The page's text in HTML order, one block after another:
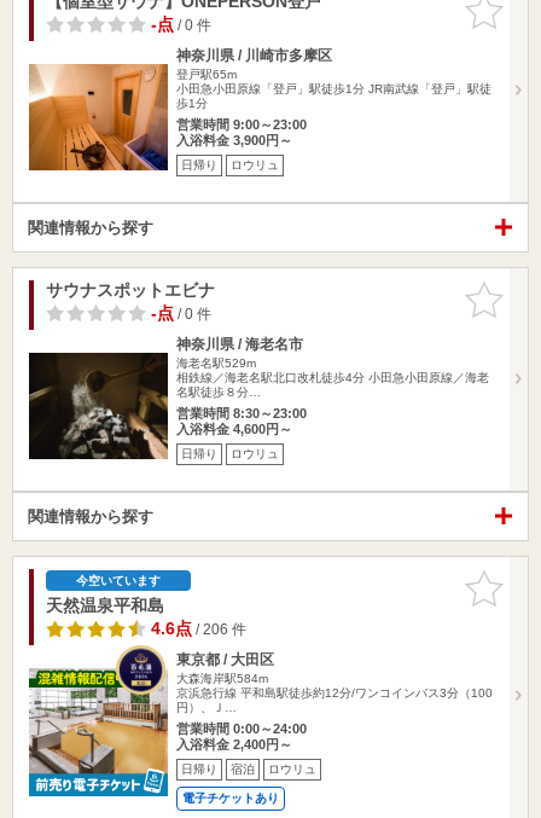
りに追加
-点/ 0 件
神奈川県 / 川崎市多摩区
登戸駅65m
小田急小田原線「登戸」駅徒歩1分 JR南武線「登戸」駅徒
歩1分
営業時間 9:00～23:00
入浴料金 3,900円～
日帰り ロウリュ
関連情報から探す
お気に入
りに追加
サウナスポットエビナ
-点/ 0 件
神奈川県 / 海老名市
海老名駅529m
相鉄線／海老名駅北口改札徒歩4分 小田急小田原線／海老
名駅徒歩８分…
営業時間 8:30～23:00
入浴料金 4,600円～
日帰り ロウリュ
関連情報から探す
お気に入
りに追加
今空いています
天然温泉平和島
4.6点/ 206 件
東京都 / 大田区
大森海岸駅584m
京浜急行線 平和島駅徒歩約12分/ワンコインバス3分（100
円）、Ｊ…
営業時間 0:00～24:00
入浴料金 2,400円～
日帰り 宿泊 ロウリュ
電子チケットあり